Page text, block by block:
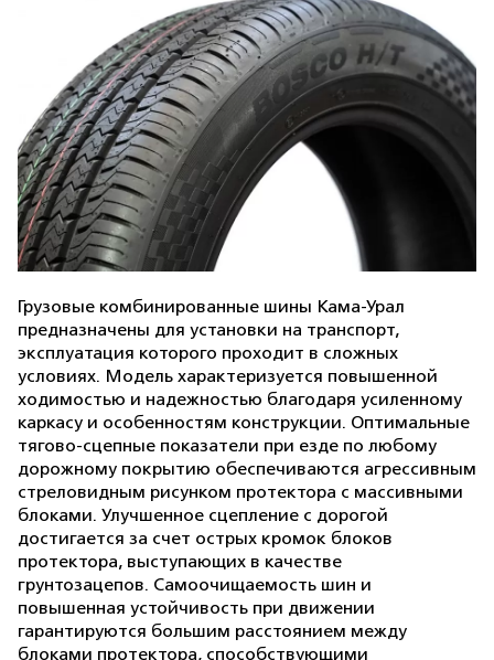
Грузовые комбинированные шины Кама-Урал
предназначены для установки на транспорт,
эксплуатация которого проходит в сложных
условиях. Модель характеризуется повышенной
ходимостью и надежностью благодаря усиленному
каркасу и особенностям конструкции. Оптимальные
тягово-сцепные показатели при езде по любому
дорожному покрытию обеспечиваются агрессивным
стреловидным рисунком протектора с массивными
блоками. Улучшенное сцепление с дорогой
достигается за счет острых кромок блоков
протектора, выступающих в качестве
грунтозацепов. Самоочищаемость шин и
повышенная устойчивость при движении
гарантируются большим расстоянием между
блоками протектора, способствующими